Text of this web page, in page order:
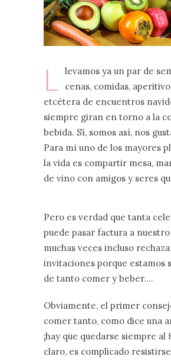
L
levamos ya un par de
cenas, comidas,
etcétera de encuentros
siempre giran en torno a la
bebida. Sí, somos así, nos
Para mí uno de los mayores
la vida es compartir mesa,
de vino con amigos y seres
Pero es verdad que tanta
puede pasar factura a
muchas veces incluso
invitaciones porque estamos
de tanto comer y beber….
Obviamente, el primer
comer tanto, como dice una
¡hay que quedarse siempre al
claro, es complicado